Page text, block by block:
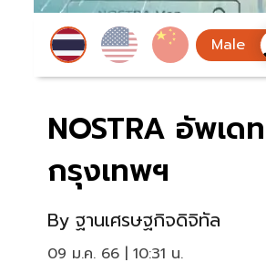
NOSTRA อัพเ
กรุงเทพฯ
By ฐานเศรษฐกิจดิจิทัล
09 ม.ค. 66 | 10:31 น.